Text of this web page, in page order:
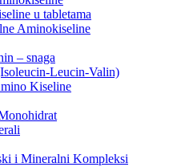
u tabletama
Aminokiseline
– snaga
Leucin-Valin)
Kiseline
i Mineralni Kompleksi